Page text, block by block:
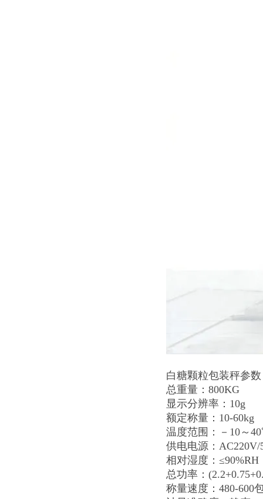
白糖颗粒包装秤参
总重量：800KG
显示分辨率：10g
额定称量：10-60kg
温度范围：－10～
供电电源：AC220V/
相对湿度：
总功率：
称量速度：480-600